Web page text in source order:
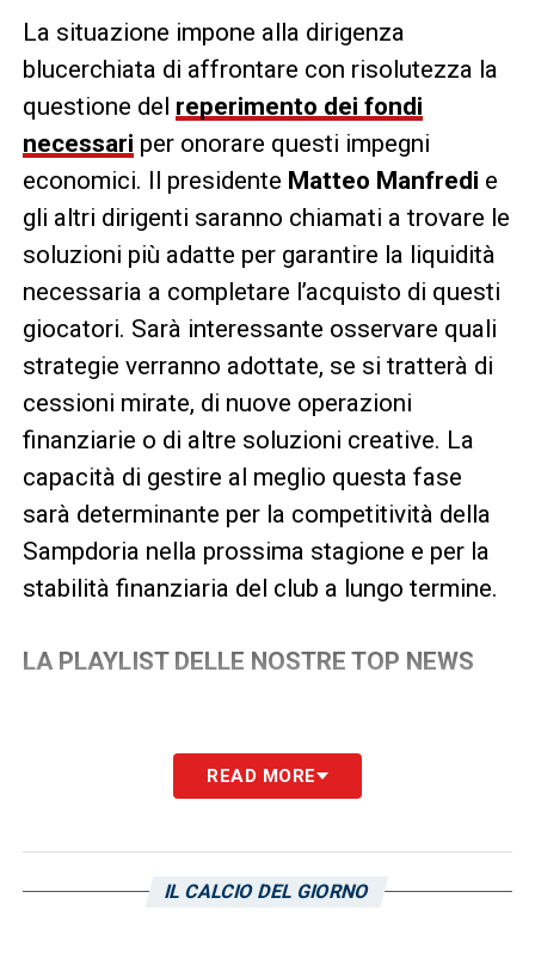
La situazione impone alla dirigenza
blucerchiata di affrontare con risolutezza la
questione del reperimento dei fondi
necessari per onorare questi impegni
economici. Il presidente Matteo Manfredi e
gli altri dirigenti saranno chiamati a trovare le
soluzioni più adatte per garantire la liquidità
necessaria a completare l’acquisto di questi
giocatori. Sarà interessante osservare quali
strategie verranno adottate, se si tratterà di
cessioni mirate, di nuove operazioni
finanziarie o di altre soluzioni creative. La
capacità di gestire al meglio questa fase
sarà determinante per la competitività della
Sampdoria nella prossima stagione e per la
stabilità finanziaria del club a lungo termine.
LA PLAYLIST DELLE NOSTRE TOP NEWS
READ MORE
IL CALCIO DEL GIORNO